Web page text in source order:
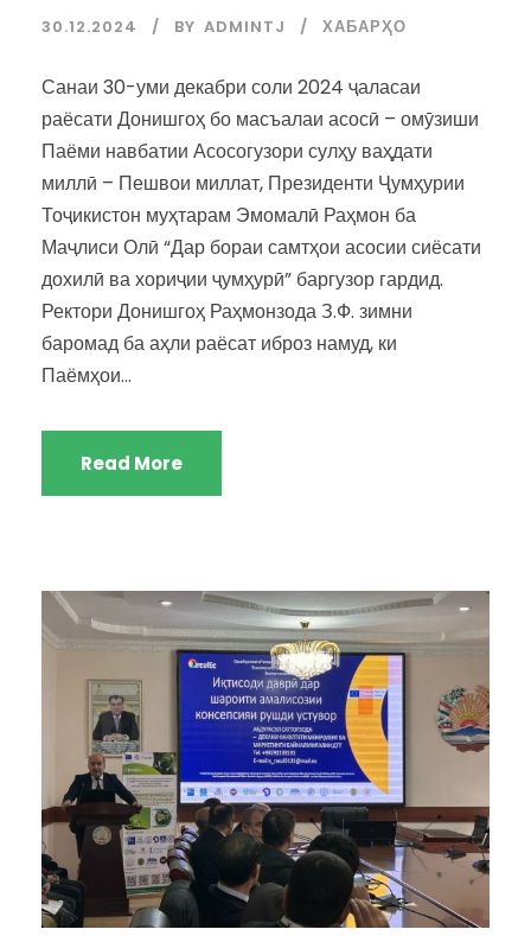
30.12.2024 BY ADMINTJ ХАБАРҲО
Санаи 30-уми декабри соли 2024 ҷаласаи
раёсати Донишгоҳ бо масъалаи асосӣ – омӯзиши
Паёми навбатии Асосогузори сулҳу ваҳдати
миллӣ – Пешвои миллат, Президенти Ҷумҳурии
Тоҷикистон муҳтарам Эмомалӣ Раҳмон ба
Маҷлиси Олӣ “Дар бораи самтҳои асосии сиёсати
дохилӣ ва хориҷии ҷумҳурӣ” баргузор гардид.
Ректори Донишгоҳ Раҳмонзода З.Ф. зимни
баромад ба аҳли раёсат иброз намуд, ки
Паёмҳои...
Read More